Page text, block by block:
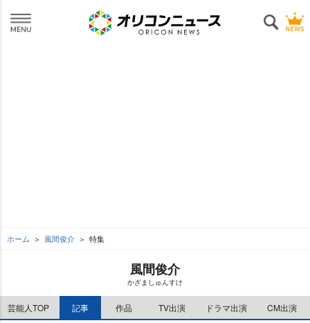
ホーム 風間俊介 特集
風間俊介
かざましゅんすけ
芸能人TOP 記事 作品 TV出演 ドラマ出演 CM出演